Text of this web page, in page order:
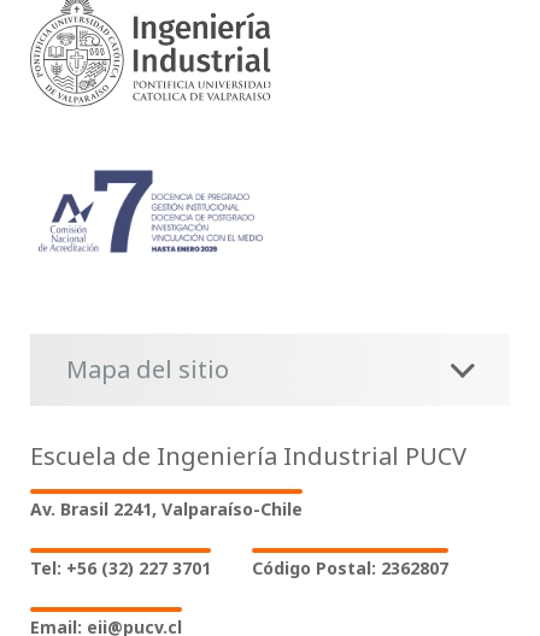
Mapa del sitio
Escuela de Ingeniería Industrial PUCV
Av. Brasil 2241, Valparaíso-Chile
Tel: +56 (32) 227 3701 Código Postal: 2362807
Email: eii@pucv.cl